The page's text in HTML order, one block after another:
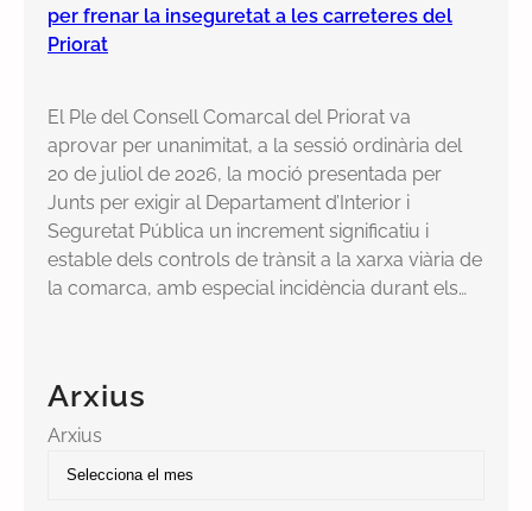
per frenar la inseguretat a les carreteres del
Priorat
El Ple del Consell Comarcal del Priorat va
aprovar per unanimitat, a la sessió ordinària del
20 de juliol de 2026, la moció presentada per
Junts per exigir al Departament d’Interior i
Seguretat Pública un increment significatiu i
estable dels controls de trànsit a la xarxa viària de
la comarca, amb especial incidència durant els…
Arxius
Arxius